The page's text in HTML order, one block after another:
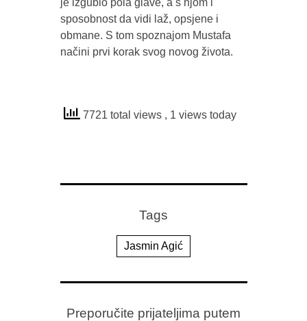
je izgubio pola glave, a s njom i
sposobnost da vidi laž, opsjene i
obmane. S tom spoznajom Mustafa
načini prvi korak svog novog života.
7721 total views , 1 views today
Tags
Jasmin Agić
Preporučite prijateljima putem